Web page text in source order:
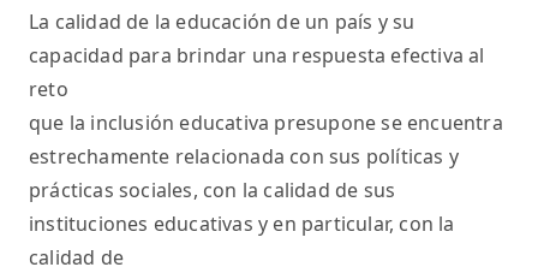
La calidad de la educación de un país y su
capacidad para brindar una respuesta efectiva al
reto
que la inclusión educativa presupone se encuentra
estrechamente relacionada con sus políticas y
prácticas sociales, con la calidad de sus
instituciones educativas y en particular, con la
calidad de